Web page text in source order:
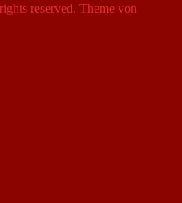
reserved. Theme von